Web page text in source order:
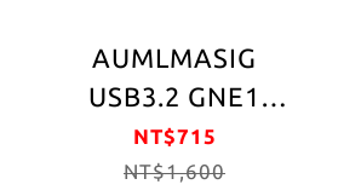
AUMLMASIG
USB3.2 GNE1
TYPE-C*1
+USB3.0*2 後置轉
NT$715
NT$1,600